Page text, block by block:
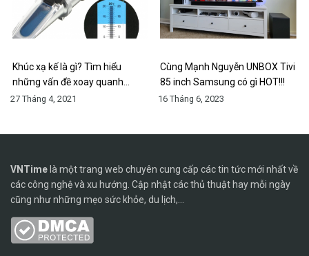
Khúc xạ kế là gì? Tìm hiểu
những vấn đề xoay quanh…
27 Tháng 4, 2021
Cùng Mạnh Nguyễn UNBOX Tivi
85 inch Samsung có gì HOT!!!
16 Tháng 6, 2023
VNTime là một trang web chuyên cung cấp các tin tức mới nhất về
các công nghệ và xu hướng. Cập nhật các thủ thuật hay mỗi ngày
cũng như những mẹo sức khỏe, du lịch,...